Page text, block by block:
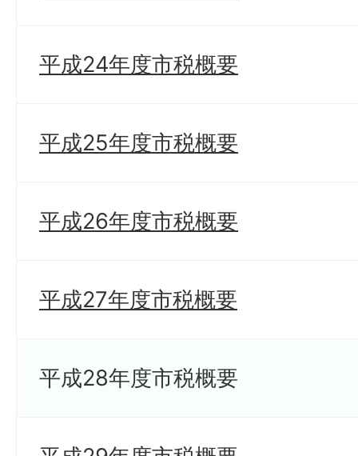
平成24年度市税概要
平成25年度市税概要
平成26年度市税概要
平成27年度市税概要
平成28年度市税概要